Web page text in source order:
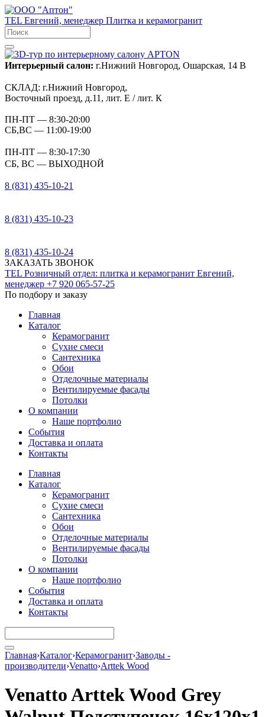
TEL Евгений, менеджер Плитка и керамогранит
Интерьерный салон: г.Нижний Новгород, Ошарская, 14 В
СКЛАД: г.Нижний Новгород,
Восточный проезд, д.11, лит. Е / лит. К
ПН-ПТ — 8:30-20:00
СБ,ВС — 11:00-19:00
ПН-ПТ — 8:30-17:30
СБ, ВС — ВЫХОДНОЙ
8 (831) 435-10-21
8 (831) 435-10-23
8 (831) 435-10-24
ЗАКАЗАТЬ ЗВОНОК
TEL Розничный отдел: плитка и керамогранит Евгений,
менеджер +7 920 065-57-25
По подбору и заказу
Главная
Каталог
Керамогранит
Сухие смеси
Сантехника
Обои
Отделочные материалы
Вентилируемые фасады
Потолки
О компании
Наше портфолио
События
Доставка и оплата
Контакты
Главная
Каталог
Керамогранит
Сухие смеси
Сантехника
Обои
Отделочные материалы
Вентилируемые фасады
Потолки
О компании
Наше портфолио
События
Доставка и оплата
Контакты
Главная›Каталог›Керамогранит›Заводы -
производители›Venatto›Arttek Wood
Venatto Arttek Wood Grey